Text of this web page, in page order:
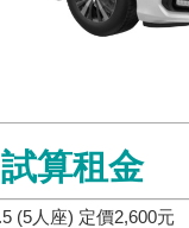
試算租金